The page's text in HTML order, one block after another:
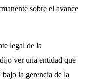
sobre el avance
legal de la
ver una entidad que